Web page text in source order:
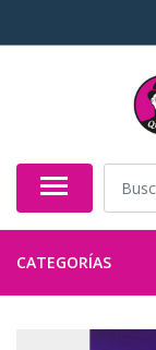
CATEGORÍAS